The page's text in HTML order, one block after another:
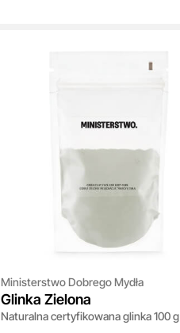
Ministerstwo Dobrego Mydła
Glinka Zielona
Naturalna certyfikowana glinka 100 g